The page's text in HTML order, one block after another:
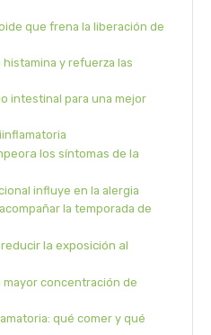
que frena la liberación de
histamina y refuerza las
intestinal para una mejor
los síntomas de la
influye en la alergia
la temporada de
la exposición al
mayor concentración de
qué comer y qué